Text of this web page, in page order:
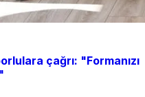
çağrı: "Formanızı